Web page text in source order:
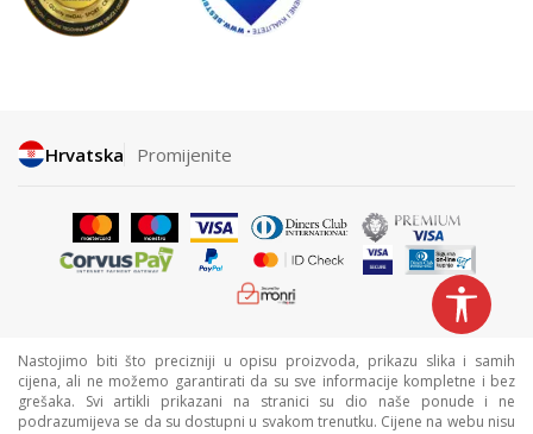
Hrvatska Promijenite
Nastojimo biti što precizniji u opisu proizvoda, prikazu slika i samih
cijena, ali ne možemo garantirati da su sve informacije kompletne i bez
grešaka. Svi artikli prikazani na stranici su dio naše ponude i ne
podrazumijeva se da su dostupni u svakom trenutku. Cijene na webu nisu